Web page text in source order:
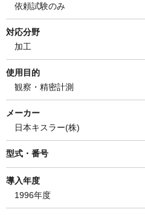
依頼試験のみ
対応分野
加工
使用目的
観察・精密計測
メーカー
日本キスラー(株)
型式・番号
導入年度
1996年度